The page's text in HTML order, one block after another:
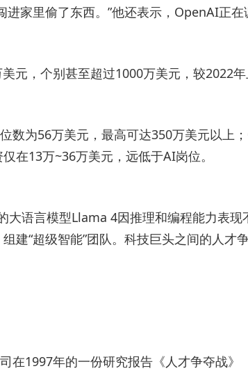
家里偷了东西。”他还表示，OpenAI正在
元，个别甚至超过1000万美元，较2022年
为56万美元，最高可达350万美元以
在13万~36万美元，远低于AI岗位。
大语言模型Llama 4因推理和编程能力表
“超级智能”团队。科技巨头之间的人才争
在1997年的一份研究报告《人才争夺战